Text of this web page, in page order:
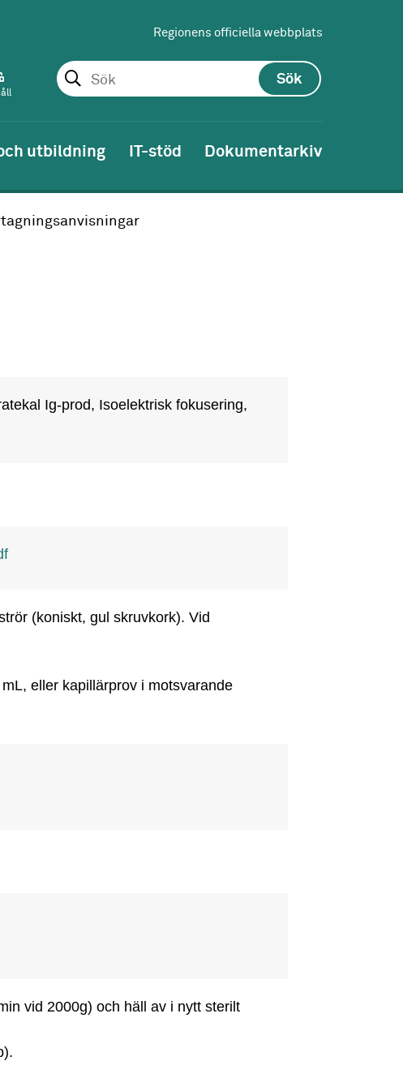
Regionens officiella webbplats
Sök
utbildning IT-stöd Dokumentarkiv
Ig-prod, Isoelektrisk fokusering,
(koniskt, gul skruvkork). Vid
eller kapillärprov i motsvarande
vid 2000g) och häll av i nytt sterilt